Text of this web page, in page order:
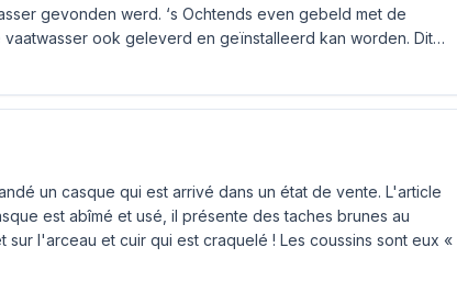
‘s Ochtends even gebeld met de
ook geleverd en geïnstalleerd kan worden. Dit
alleszins concurrente prijzen. De vriendelijke medewerker
nog te leveren. Het bleken geen loze woorden: om 16.00
geleverd en ver
un casque qui est arrivé dans un état de vente. L'article
est abîmé et usé, il présente des taches brunes au
sur l'arceau et cuir qui est craquelé ! Les coussins sont eux «